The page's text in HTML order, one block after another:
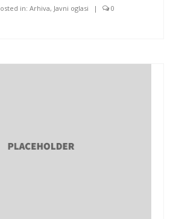
in: Arhiva, Javni oglasi | 0